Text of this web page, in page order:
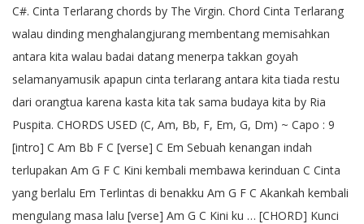
C#. Cinta Terlarang chords by The Virgin. Chord Cinta Terlarang
walau dinding menghalangjurang membentang memisahkan
antara kita walau badai datang menerpa takkan goyah
selamanyamusik apapun cinta terlarang antara kita tiada restu
dari orangtua karena kasta kita tak sama budaya kita by Ria
Puspita. CHORDS USED (C, Am, Bb, F, Em, G, Dm) ~ Capo : 9
[intro] C Am Bb F C [verse] C Em Sebuah kenangan indah
terlupakan Am G F C Kini kembali membawa kerinduan C Cinta
yang berlalu Em Terlintas di benakku Am G F C Akankah kembali
mengulang masa lalu [verse] Am G C Kini ku … [CHORD] Kunci